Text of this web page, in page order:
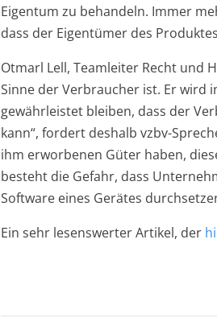
Eigentum zu behandeln. Immer
dass der Eigentümer des
Otmarl Lell, Teamleiter Recht und
Sinne der Verbraucher ist. Er wird
gewährleistet bleiben, dass der
kann“, fordert deshalb vzbv-
ihm erworbenen Güter haben,
besteht die Gefahr, dass
Software eines Gerätes
Ein sehr lesenswerter Artikel, der